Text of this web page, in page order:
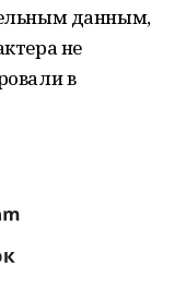
данным,
не
в